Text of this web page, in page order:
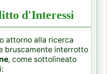
d'Interessi
attorno alla ricerca
bruscamente interrotto
, come sottolineato